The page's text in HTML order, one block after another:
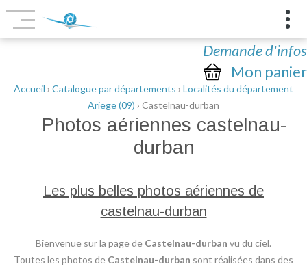
Demande d'infos
Mon panier
Accueil › Catalogue par départements › Localités du département
Ariege (09) › Castelnau-durban
Photos aériennes castelnau-
durban
Les plus belles photos aériennes de
castelnau-durban
Bienvenue sur la page de Castelnau-durban vu du ciel.
Toutes les photos de Castelnau-durban sont réalisées dans des